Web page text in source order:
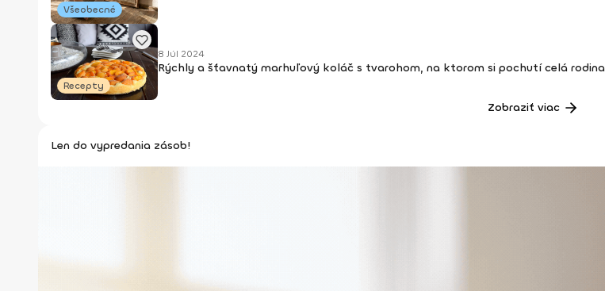
Všeobecné
Recepty
8 Júl 2024
Rýchly a šťavnatý marhuľový koláč s tvarohom, na ktorom si pochutí celá rodina
Zobraziť viac
Len do vypredania zásob!